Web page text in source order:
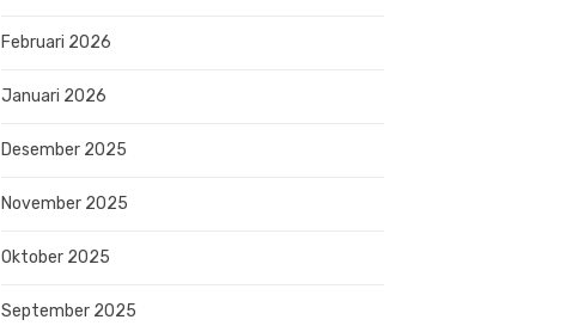
Februari 2026
Januari 2026
Desember 2025
November 2025
Oktober 2025
September 2025